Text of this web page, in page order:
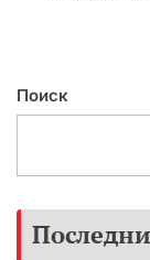
Поиск